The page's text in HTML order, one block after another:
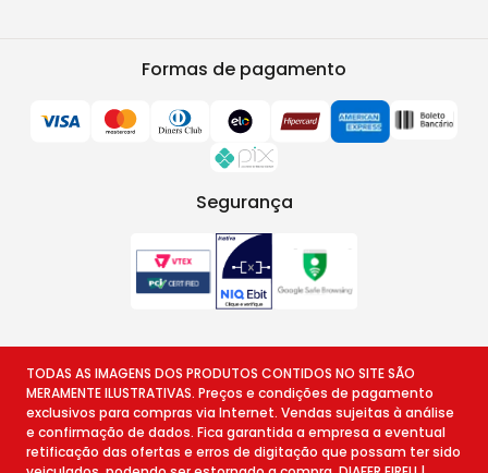
Formas de pagamento
Segurança
TODAS AS IMAGENS DOS PRODUTOS CONTIDOS NO SITE SÃO
MERAMENTE ILUSTRATIVAS. Preços e condições de pagamento
exclusivos para compras via Internet. Vendas sujeitas à análise
e confirmação de dados. Fica garantida a empresa a eventual
retificação das ofertas e erros de digitação que possam ter sido